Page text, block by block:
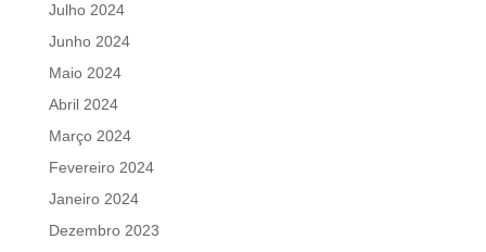
Julho 2024
Junho 2024
Maio 2024
Abril 2024
Março 2024
Fevereiro 2024
Janeiro 2024
Dezembro 2023